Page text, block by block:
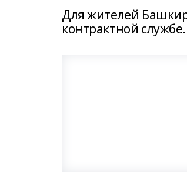
Для жителей
контрактной службе.